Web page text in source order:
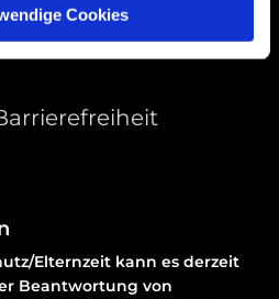
Cookies
Elternzeit kann es derzeit
Beantwortung von